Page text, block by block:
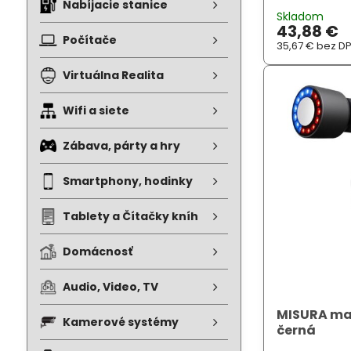
Skladom
43,88 €
35,67 €bez
MISURA
černá
Nabíjacie stanice
Počítače
Virtuálna Realita
Wifi a siete
Zábava, párty a hry
Smartphony, hodinky
Tablety a Čítačky kníh
Domácnosť
Audio, Video, TV
Kamerové systémy